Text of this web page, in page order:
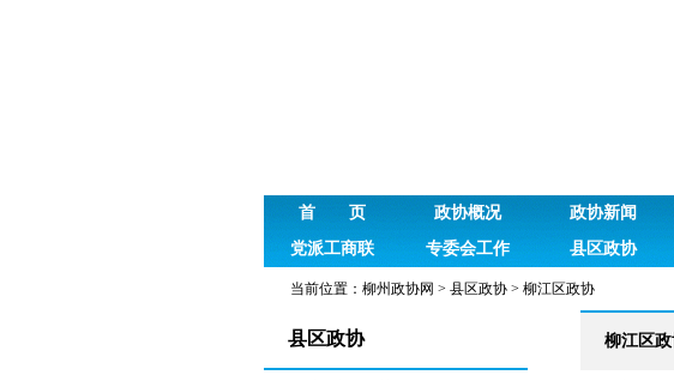
首 页 政协概况 政协新闻
党派工商联
专委会工作 县区政协
当前位置： 柳州政协网 > 县区政协 > 柳江区政协
县区政协 柳江区